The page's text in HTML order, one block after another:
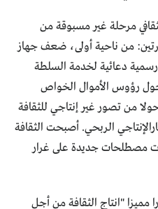
مرحلة غير مسبوقة من
من ناحية أولى، ضعف جهاز
دعائية لخدمة السلطة
رؤوس الأموال الخواص
من تصور غير إنتاجي للثقافة
الربحي. أصبحت الثقافة
مصطلحات جديدة على غرار
مميزا "انتاج الثقافة من أجل